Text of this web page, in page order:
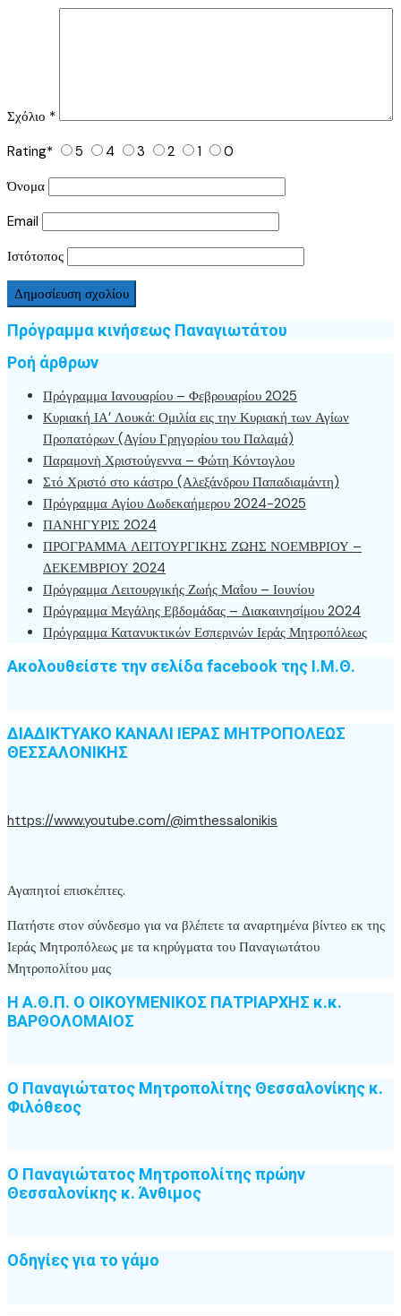
Σχόλιο *
Rating* 5 4 3 2 1
0
Όνομα
Email
Ιστότοπος
Πρόγραμμα κινήσεως Παναγιωτάτου
Ροή άρθρων
Πρόγραμμα Ιανουαρίου – Φεβρουαρίου 2025
Κυριακή ΙΑ’ Λουκά: Ομιλία εις την Κυριακή των Αγίων
Προπατόρων (Αγίου Γρηγορίου του Παλαμά)
Παραμονὴ Χριστούγεννα – Φώτη Κόντογλου
Στό Χριστό στο κάστρο (Αλεξάνδρου Παπαδιαμάντη)
Πρόγραμμα Αγίου Δωδεκαήμερου 2024-2025
ΠΑΝΗΓΥΡΙΣ 2024
ΠΡΟΓΡΑΜΜΑ ΛΕΙΤΟΥΡΓΙΚΗΣ ΖΩΗΣ ΝΟΕΜΒΡΙΟΥ –
ΔΕΚΕΜΒΡΙΟΥ 2024
Πρόγραμμα Λειτουργικής Ζωής Μαΐου – Ιουνίου
Πρόγραμμα Μεγάλης Εβδομάδας – Διακαινησίμου 2024
Πρόγραμμα Κατανυκτικών Εσπερινών Ιεράς Μητροπόλεως
Ακολουθείστε την σελίδα facebook της Ι.Μ.Θ.
ΔΙΑΔΙΚΤΥΑΚΟ ΚΑΝΑΛΙ ΙΕΡΑΣ ΜΗΤΡΟΠΟΛΕΩΣ
ΘΕΣΣΑΛΟΝΙΚΗΣ
https://www.youtube.com/@imthessalonikis
Αγαπητοί επισκέπτες.
Πατήστε στον σύνδεσμο για να βλέπετε τα αναρτημένα βίντεο εκ της
Ιεράς Μητροπόλεως με τα κηρύγματα του Παναγιωτάτου
Μητροπολίτου μας
Η Α.Θ.Π. Ο ΟΙΚΟΥΜΕΝΙΚΟΣ ΠΑΤΡΙΑΡΧΗΣ κ.κ.
ΒΑΡΘΟΛΟΜΑΙΟΣ
Ο Παναγιώτατος Μητροπολίτης Θεσσαλονίκης κ.
Φιλόθεος
Ο Παναγιώτατος Μητροπολίτης πρώην
Θεσσαλονίκης κ. Άνθιμος
Οδηγίες για το γάμο